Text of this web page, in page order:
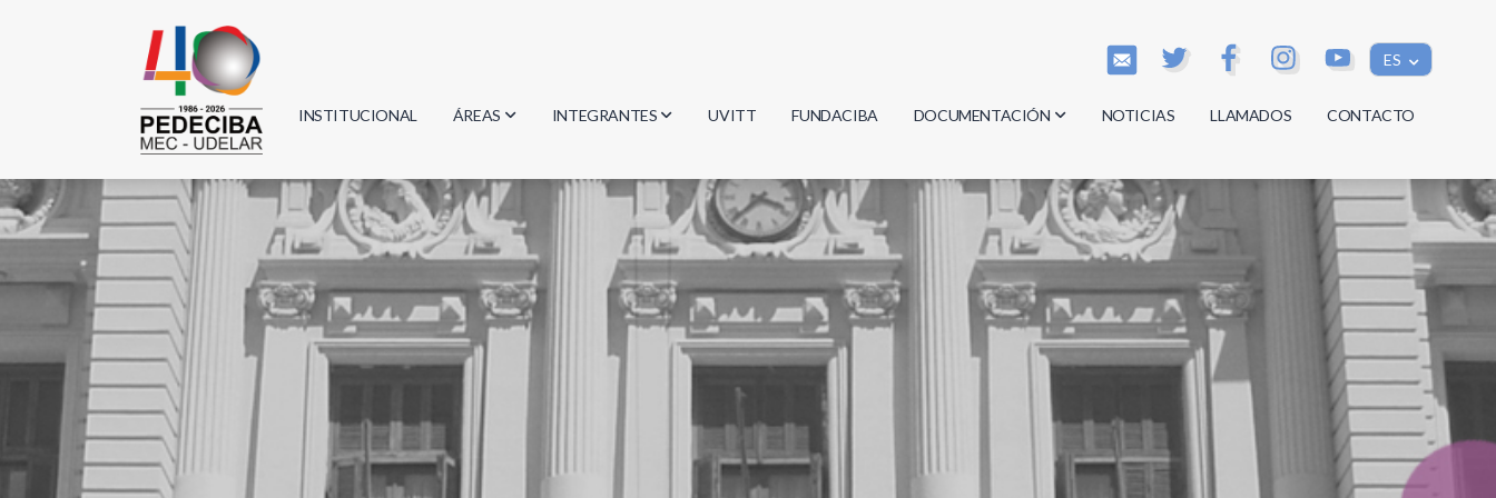
ES
INSTITUCIONAL ÁREAS
Biología
Física
Geociencias
Informática
Matemática
Química
INTEGRANTES
Investigadores
Estudiantes
Egresados
UVITT FUNDACIBA DOCUMENTACIÓN
Actas
Reglamentos
Documentos
NOTICIAS LLAMADOS CONTACTO